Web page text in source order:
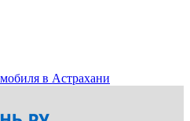
в Астрахани